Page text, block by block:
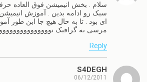
سلام . بخش انیمیشن فوق العاده
سبک رو ادامه بدین . آموزش
ای بود . تا به حال هیچ جا ابن طور
مرسی به گرافیک
Reply
S4DEGH
06/12/2011